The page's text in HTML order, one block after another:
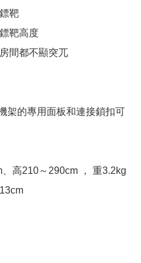
靶
靶高度
間都不顯突兀
架的專用面板和連接鎖扣可
高210～290cm ， 重3.2kg